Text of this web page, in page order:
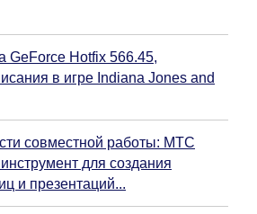
GeForce Hotfix 566.45,
в игре Indiana Jones and
совместной работы: МТС
для создания
и презентаций...